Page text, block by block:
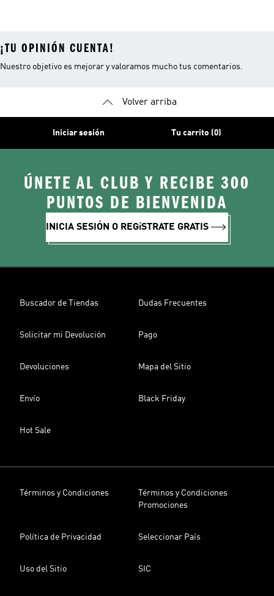
¡TU OPINIÓN CUENTA!
Nuestro objetivo es mejorar y valoramos mucho tus comentarios.
Volver arriba
Iniciar sesión Tu carrito (0)
ÚNETE AL CLUB Y RECIBE 300
PUNTOS DE BIENVENIDA
INICIA SESIÓN O REGíSTRATE GRATIS
Buscador de Tiendas Dudas Frecuentes
Solicitar mi Devolución Pago
Devoluciones Mapa del Sitio
Envío Black Friday
Hot Sale
Términos y Condiciones
Términos y Condiciones
Promociones
Política de Privacidad Seleccionar País
Uso del Sitio SIC